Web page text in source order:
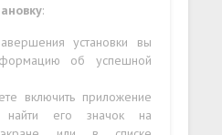
:
установки вы
об успешной
включить приложение
найти его значок на